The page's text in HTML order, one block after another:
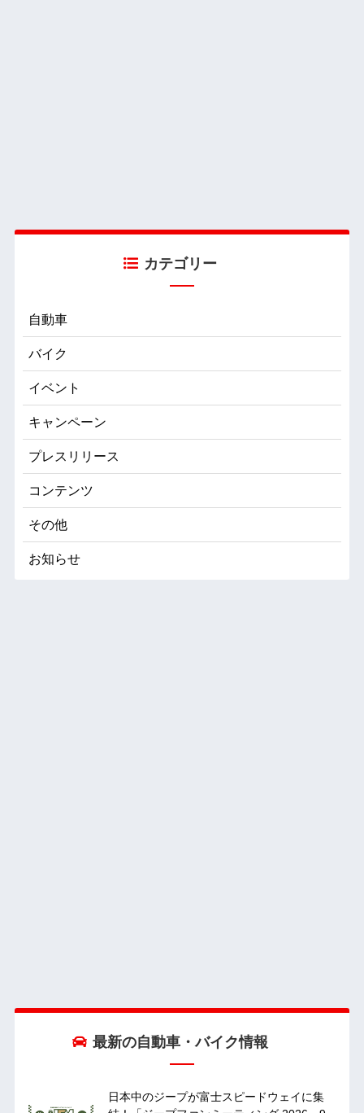
カテゴリー
自動車
バイク
イベント
キャンペーン
プレスリリース
コンテンツ
その他
お知らせ
最新の自動車・バイク情報
日本中のジープが富士スピードウェイに集